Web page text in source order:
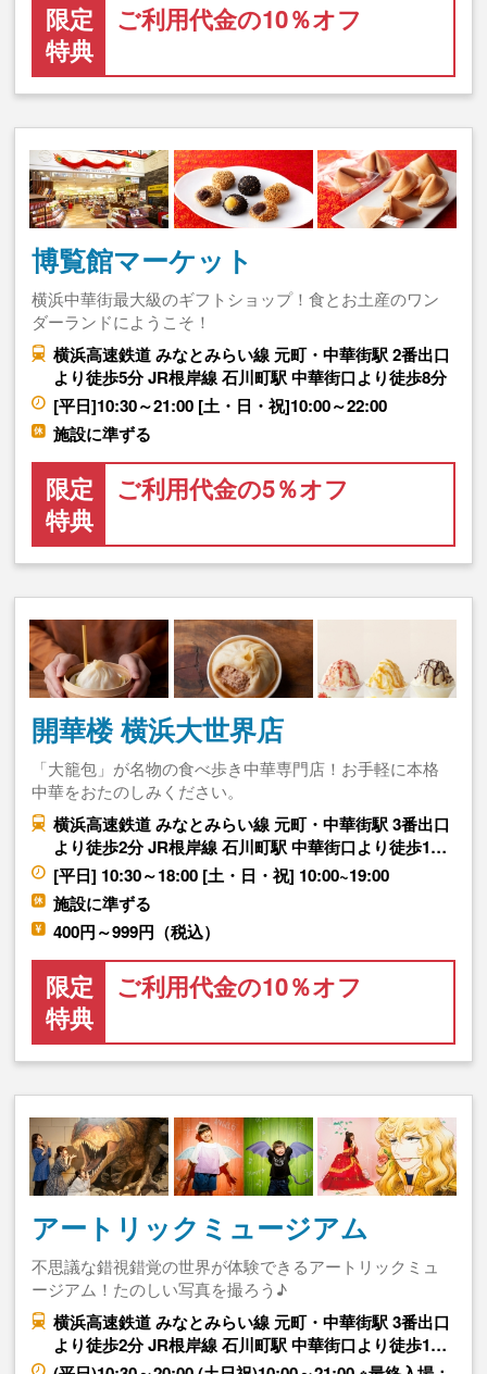
限定
特典
ご利用代金の10％オフ
博覧館マーケット
横浜中華街最大級のギフトショップ！食とお土産のワン
ダーランドにようこそ！
横浜高速鉄道 みなとみらい線 元町・中華街駅 2番出口
より徒歩5分 JR根岸線 石川町駅 中華街口より徒歩8分
[平日]10:30～21:00 [土・日・祝]10:00～22:00
施設に準ずる
限定
特典
ご利用代金の5％オフ
開華楼 横浜大世界店
「大籠包」が名物の食べ歩き中華専門店！お手軽に本格
中華をおたのしみください。
横浜高速鉄道 みなとみらい線 元町・中華街駅 3番出口
より徒歩2分 JR根岸線 石川町駅 中華街口より徒歩1…
[平日] 10:30～18:00 [土・日・祝] 10:00~19:00
施設に準ずる
400円～999円（税込）
限定
特典
ご利用代金の10％オフ
アートリックミュージアム
不思議な錯視錯覚の世界が体験できるアートリックミュ
ージアム！たのしい写真を撮ろう♪
横浜高速鉄道 みなとみらい線 元町・中華街駅 3番出口
より徒歩2分 JR根岸線 石川町駅 中華街口より徒歩1…